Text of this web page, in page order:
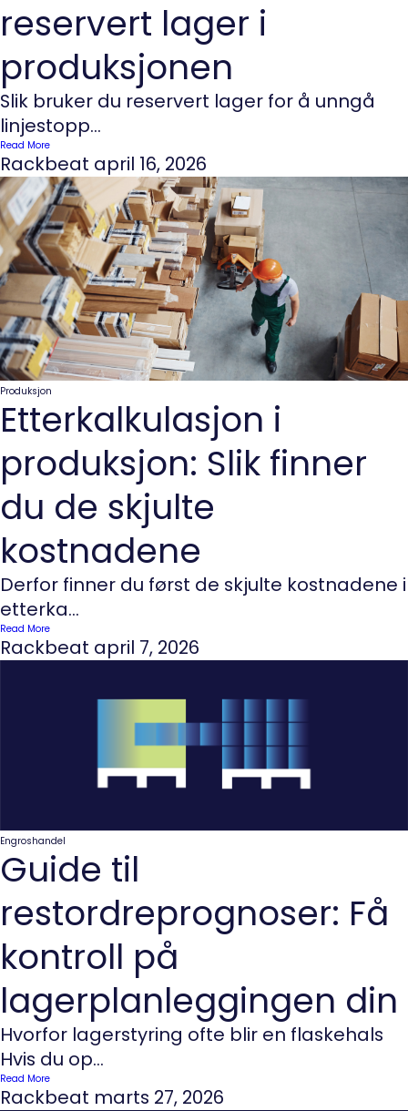
reservert lager i
produksjonen
Slik bruker du reservert lager for å unngå
linjestopp...
Read More
Rackbeat april 16, 2026
Produksjon
Etterkalkulasjon i
produksjon: Slik finner
du de skjulte
kostnadene
Derfor finner du først de skjulte kostnadene i
etterka...
Read More
Rackbeat april 7, 2026
Engroshandel
Guide til
restordreprognoser: Få
kontroll på
lagerplanleggingen din
Hvorfor lagerstyring ofte blir en flaskehals
Hvis du op...
Read More
Rackbeat marts 27, 2026